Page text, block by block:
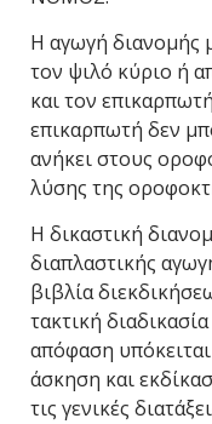
Η αγωγή διανομής
τον ψιλό κύριο ή
και τον
επικαρπωτή δεν
ανήκει στους
λύσης της
Η δικαστική
διαπλαστικής
βιβλία
τακτική
απόφαση
άσκηση και
τις γενικές